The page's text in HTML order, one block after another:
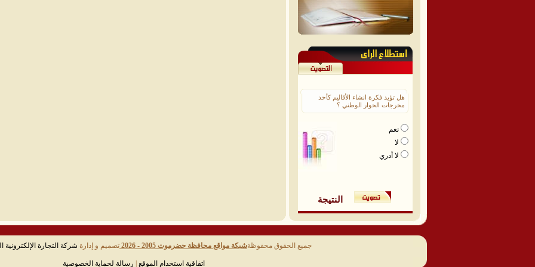
هل تؤيد فكرة انشاء الأقاليم كأحد
مخرجات الحوار الوطني ؟
نعم
لا
لا أدري
النتيجة
جميع الحقوق محفوظةشبكة مواقع محافظة حضرموت 2005 - 2026 تصميم و إدارة شركة التجارة الإلكترونية
اتفاقية استخدام الموقع رسالة لحماية الخصوصية